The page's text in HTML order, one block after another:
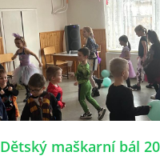
Dětský maškarní bál